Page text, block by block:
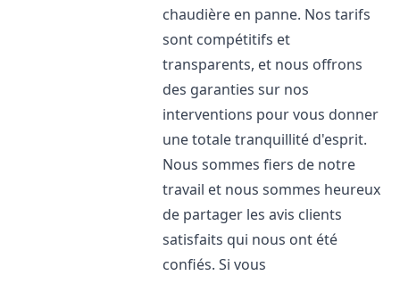
chaudière en panne. Nos tarifs
sont compétitifs et
transparents, et nous offrons
des garanties sur nos
interventions pour vous donner
une totale tranquillité d'esprit.
Nous sommes fiers de notre
travail et nous sommes heureux
de partager les avis clients
satisfaits qui nous ont été
confiés. Si vous